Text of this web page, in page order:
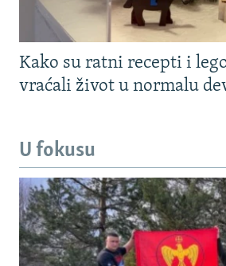
Kako su ratni recepti i
vraćali život u normalu
U fokusu